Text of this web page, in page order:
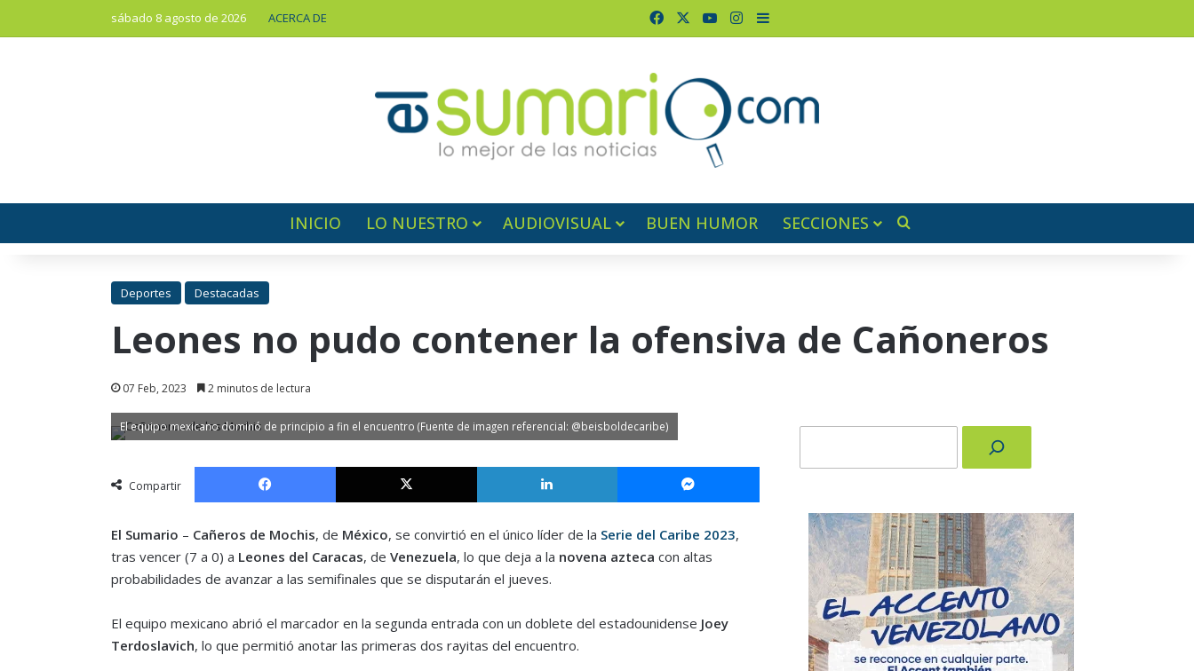
sábado 8 agosto de 2026 ACERCA DE FacebookYouTubeInstagram
Barra lateral
INICIO LO NUESTRO AUDIOVISUAL BUEN HUMOR SECCIONES
Deportes Destacadas
Leones no pudo contener la ofensiva de Cañoneros
07 Feb, 2023 2 minutos de lectura
El equipo mexicano dominó de principio a fin el encuentro (Fuente de imagen referencial: @beisboldecaribe)
Compartir
Facebook X LinkedIn Messenger
El Sumario – Cañeros de Mochis, de México, se convirtió en el único líder de la Serie del Caribe 2023,
tras vencer (7 a 0) a Leones del Caracas, de Venezuela, lo que deja a la novena azteca con altas
probabilidades de avanzar a las semifinales que se disputarán el jueves.
El equipo mexicano abrió el marcador en la segunda entrada con un doblete del estadounidense Joey
Terdoslavich, lo que permitió anotar las primeras dos rayitas del encuentro.